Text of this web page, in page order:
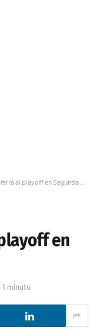
al playoff en Segunda División
en
1 minuto